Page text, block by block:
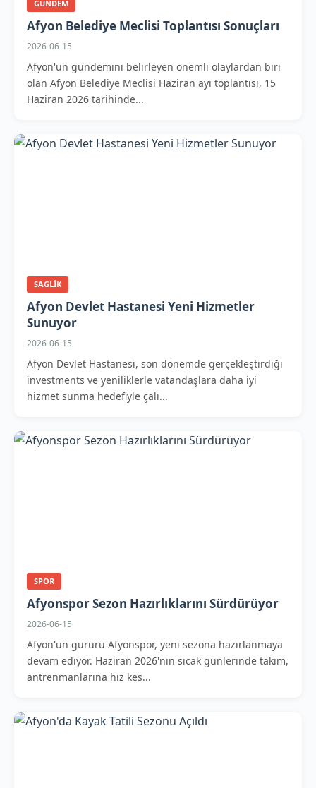
GUNDEM
Afyon Belediye Meclisi Toplantısı Sonuçları
2026-06-15
Afyon'un gündemini belirleyen önemli olaylardan biri
olan Afyon Belediye Meclisi Haziran ayı toplantısı, 15
Haziran 2026 tarihinde...
SAGLIK
Afyon Devlet Hastanesi Yeni Hizmetler
Sunuyor
2026-06-15
Afyon Devlet Hastanesi, son dönemde gerçekleştirdiği
investments ve yeniliklerle vatandaşlara daha iyi
hizmet sunma hedefiyle çalı...
SPOR
Afyonspor Sezon Hazırlıklarını Sürdürüyor
2026-06-15
Afyon'un gururu Afyonspor, yeni sezona hazırlanmaya
devam ediyor. Haziran 2026'nın sıcak günlerinde takım,
antrenmanlarına hız kes...